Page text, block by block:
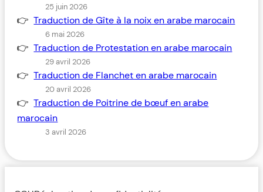
25 juin 2026
Traduction de Gîte à la noix en arabe marocain
6 mai 2026
Traduction de Protestation en arabe marocain
29 avril 2026
Traduction de Flanchet en arabe marocain
20 avril 2026
Traduction de Poitrine de bœuf en arabe
marocain
3 avril 2026